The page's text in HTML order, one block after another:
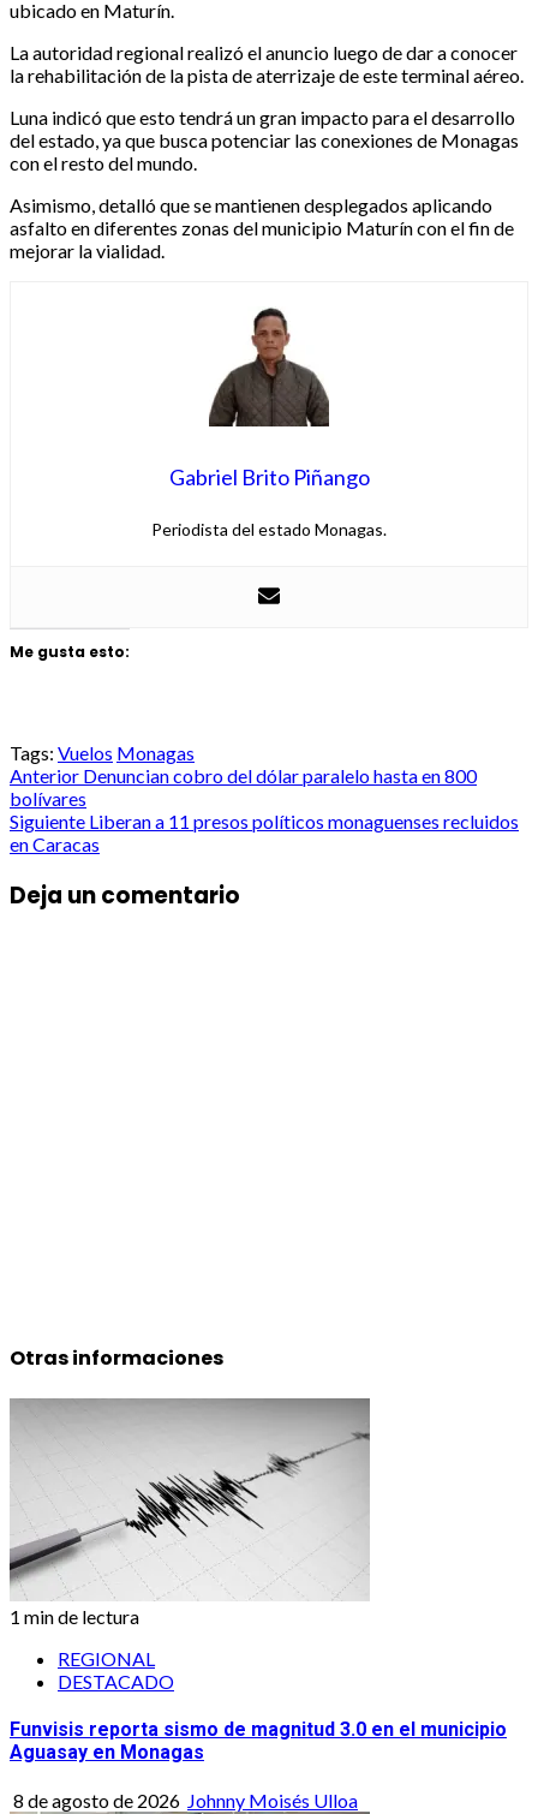
ubicado en Maturín.‎‎
La autoridad regional realizó el anuncio luego de dar a conocer
la rehabilitación de la pista de aterrizaje de este terminal aéreo.‎‎
Luna indicó que esto tendrá un gran impacto para el desarrollo
del estado, ya que busca potenciar las conexiones de Monagas
con el resto del mundo.
‎‎Asimismo, detalló que se mantienen desplegados aplicando
asfalto en diferentes zonas del municipio Maturín con el fin de
mejorar la vialidad.
Gabriel Brito Piñango
Periodista del estado Monagas.
Me gusta esto:
Tags: Vuelos Monagas
Post
navigation
Anterior Denuncian cobro del dólar paralelo hasta en 800
bolívares
Siguiente Liberan a 11 presos políticos monaguenses recluidos
en Caracas
Deja un comentario
Otras informaciones
1 min de lectura
REGIONAL
DESTACADO
Funvisis reporta sismo de magnitud 3.0 en el municipio
Aguasay en Monagas
8 de agosto de 2026 Johnny Moisés Ulloa